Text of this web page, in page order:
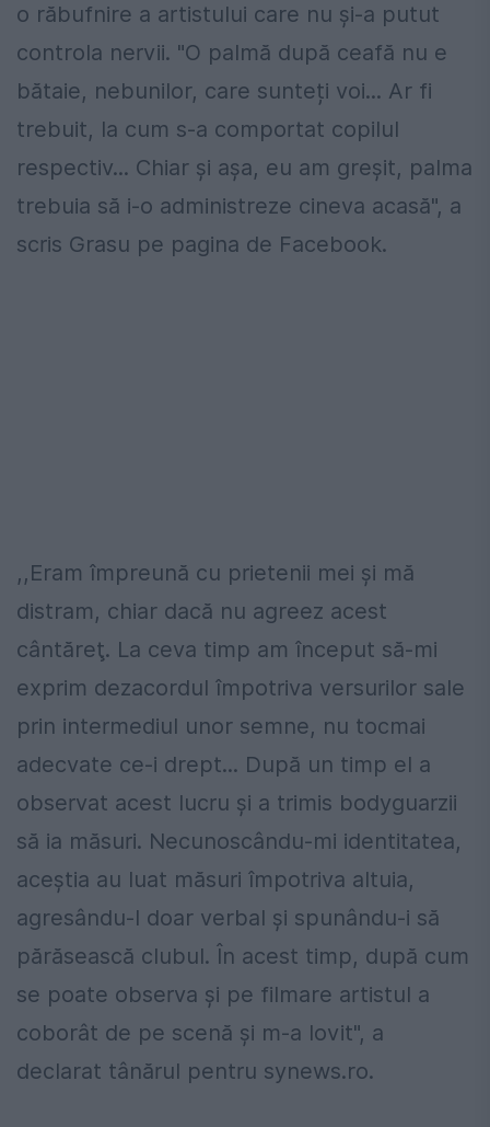
o răbufnire a artistului care nu şi-a putut
controla nervii. "O palmă după ceafă nu e
bătaie, nebunilor, care sunteți voi... Ar fi
trebuit, la cum s-a comportat copilul
respectiv... Chiar și așa, eu am greșit, palma
trebuia să i-o administreze cineva acasă", a
scris Grasu pe pagina de Facebook.
,,Eram împreună cu prietenii mei şi mă
distram, chiar dacă nu agreez acest
cântăreţ. La ceva timp am început să-mi
exprim dezacordul împotriva versurilor sale
prin intermediul unor semne, nu tocmai
adecvate ce-i drept... După un timp el a
observat acest lucru şi a trimis bodyguarzii
să ia măsuri. Necunoscându-mi identitatea,
aceştia au luat măsuri împotriva altuia,
agresându-l doar verbal şi spunându-i să
părăsească clubul. În acest timp, după cum
se poate observa şi pe filmare artistul a
coborât de pe scenă şi m-a lovit", a
declarat tânărul pentru synews.ro.